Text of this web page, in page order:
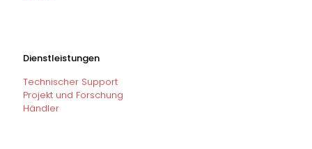
Dienstleistungen
Technischer Support
Projekt und Forschung
Händler